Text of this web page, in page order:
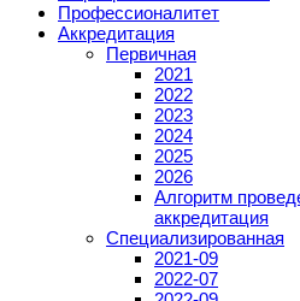
Профессионалитет
Аккредитация
Первичная
2021
2022
2023
2024
2025
2026
Алгоритм
аккредитация
Специализированная
2021-09
2022-07